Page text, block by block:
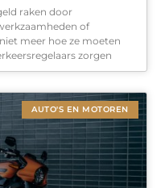
raken door
of
meer hoe ze moeten
zorgen
AUTO'S EN MOTOREN